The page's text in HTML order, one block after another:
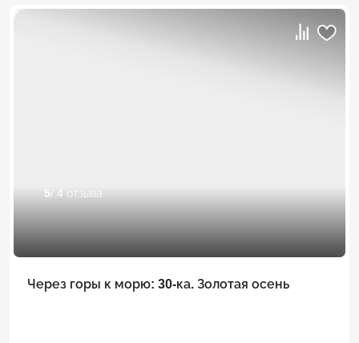
5/ 4 отзыва
Через горы к морю: 30-ка. Золотая осень